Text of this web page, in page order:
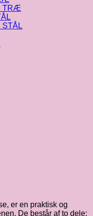
TRÆ
STÅL
er en praktisk og
De består af to dele: